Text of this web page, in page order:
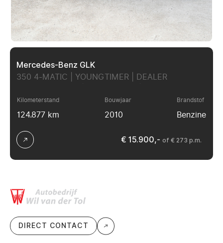
Mercedes-Benz GLK
350 4-MATIC | YOUNGTIMER | DEALER
Kilometerstand
124.877 km
Bouwjaar
2010
Brandstof
Benzine
€ 15.900,- of € 273 p.m.
DIRECT CONTACT